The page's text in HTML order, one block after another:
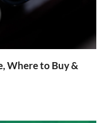
Where to Buy &